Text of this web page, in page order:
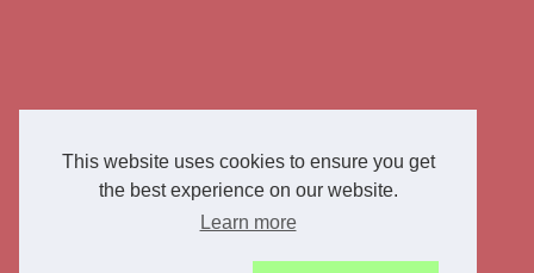
This website uses cookies to ensure you get
the best experience on our website.
Learn more